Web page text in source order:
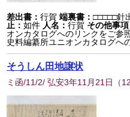
差出書：行賀 端裏書：□□□□□針
止：如件 人名：行賀 その他事項
オンカタログへのリンクをご参
史料編纂所ユニオンカタログへ
そうしん田地譲状
ミ函/11/2/ 弘安3年11月21日 （